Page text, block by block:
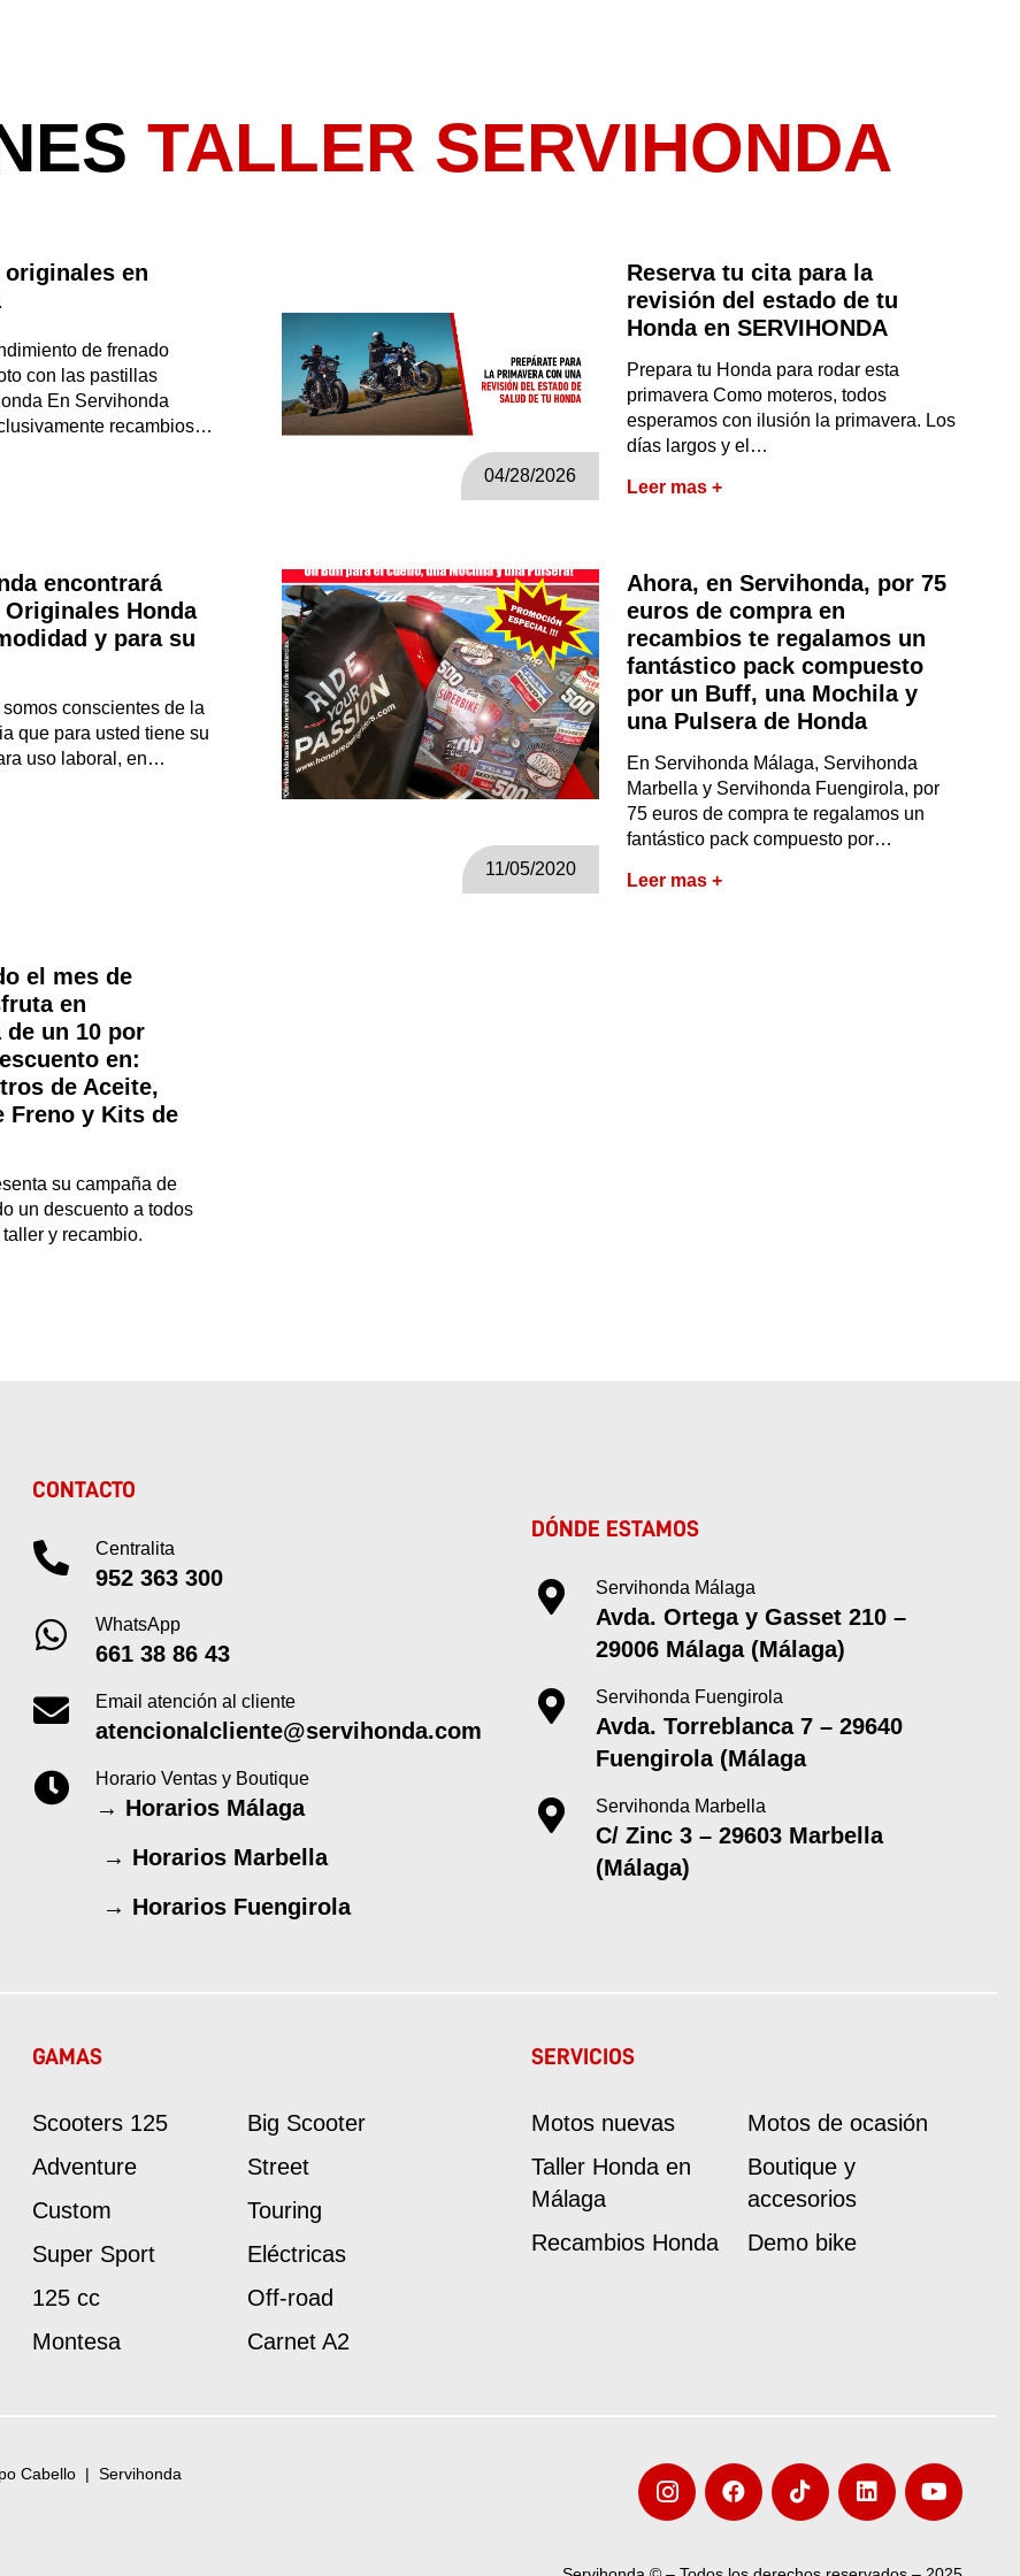
TALLER SERVIHONDA
originales en
de frenado
con las pastillas
En Servihonda
recambios…
04/28/2026
Reserva tu cita para la
revisión del estado de tu
Honda en SERVIHONDA
Prepara tu Honda para rodar esta
primavera Como moteros, todos
esperamos con ilusión la primavera. Los
días largos y el…
Leer mas +
encontrará
Originales Honda
y para su
conscientes de la
que para usted tiene su
uso laboral, en…
11/05/2020
Ahora, en Servihonda, por 75
euros de compra en
recambios te regalamos un
fantástico pack compuesto
por un Buff, una Mochila y
una Pulsera de Honda
En Servihonda Málaga, Servihonda
Marbella y Servihonda Fuengirola, por
75 euros de compra te regalamos un
fantástico pack compuesto por…
Leer mas +
el mes de
en
de un 10 por
en:
de Aceite,
Freno y Kits de
su campaña de
un descuento a todos
y recambio.
CONTACTO
Centralita
952 363 300
WhatsApp
661 38 86 43
Email atención al cliente
atencionalcliente@servihonda.com
Horario Ventas y Boutique
→ Horarios Málaga
→ Horarios Marbella
→ Horarios Fuengirola
DÓNDE ESTAMOS
Servihonda Málaga
Avda. Ortega y Gasset 210 –
29006 Málaga (Málaga)
Servihonda Fuengirola
Avda. Torreblanca 7 – 29640
Fuengirola (Málaga
Servihonda Marbella
C/ Zinc 3 – 29603 Marbella
(Málaga)
GAMAS
Scooters 125
Big Scooter
Adventure
Street
Custom
Touring
Super Sport
Eléctricas
125 cc
Off-road
Montesa
Carnet A2
SERVICIOS
Motos nuevas
Motos de ocasión
Taller Honda en
Málaga
Boutique y
accesorios
Recambios Honda
Demo bike
Cabello | Servihonda